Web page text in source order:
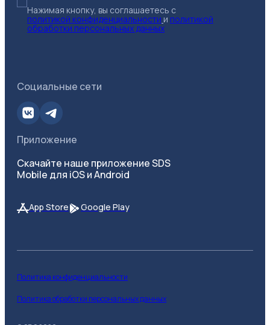
Нажимая кнопку, вы соглашаетесь с
политикой конфиденциальности и политикой
обработки персональных данных
Социальные сети
Приложение
Скачайте наше приложение SDS
Mobile для iOS и Android
App Store Google Play
Политика конфиденциальности
Политика обработки персональных данных